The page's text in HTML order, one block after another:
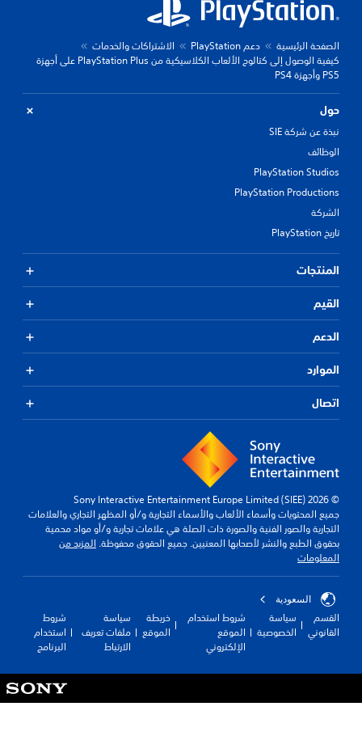
الصفحة الرئيسية دعم PlayStation
الاشتراكات والخدمات
كيفية الوصول إلى كتالوج الألعاب الكلاسيكية من PlayStation Plus على أجهزة
PS5 وأجهزة PS4
حول
نبذة عن شركة SIE
الوظائف
PlayStation Studios
PlayStation Productions
الشركة
تاريخ PlayStation
المنتجات
القيم
الدعم
الموارد
اتصال
© 2026 Sony Interactive Entertainment Europe Limited (SIEE)
جميع المحتويات وأسماء الألعاب والأسماء التجارية و/أو المظهر التجاري والعلامات
التجارية والصور الفنية والصورة ذات الصلة هي علامات تجارية و/أو مواد محمية
بحقوق الطبع والنشر لأصحابها المعنيين. جميع الحقوق محفوظة.المزيد من
المعلومات
السعودية
القسم
القانوني
سياسة
الخصوصية
شروط استخدام
الموقع
الإلكتروني
خريطة
الموقع
سياسة
ملفات تعريف
الارتباط
شروط
استخدام
البرنامج